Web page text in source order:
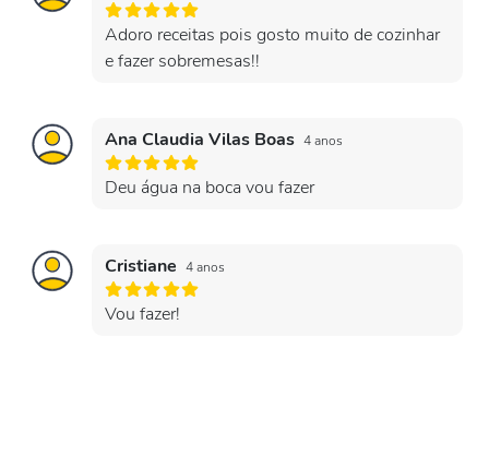
Adoro receitas pois gosto muito de cozinhar
e fazer sobremesas!!
Ana Claudia Vilas Boas 4 anos
Deu água na boca vou fazer
Cristiane 4 anos
Vou fazer!